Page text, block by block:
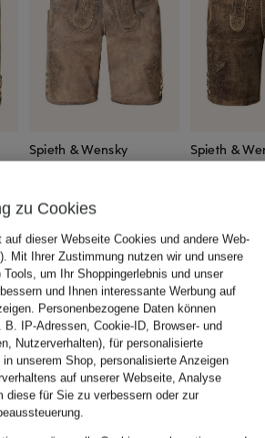
Spieth & Wensky
CHF 219
Ursprünglich:CHF 289
Spieth &
ENTDECKEN
zu Cookies
auf dieser Webseite Cookies und andere Web-
Mit Ihrer Zustimmung nutzen wir und unsere
Tools, um Ihr Shoppingerlebnis und unser
und Ihnen interessante Werbung auf
Personenbezogene Daten können
B. IP-Adressen, Cookie-ID, Browser- und
Nutzerverhalten), für personalisierte
unserem Shop, personalisierte Anzeigen
auf unserer Webseite, Analyse
diese für Sie zu verbessern oder zur